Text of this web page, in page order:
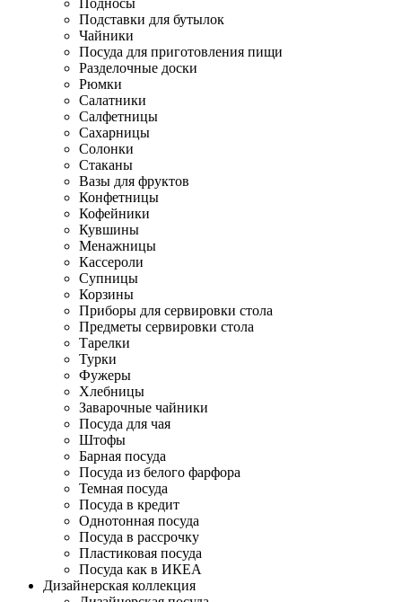
Подносы
Подставки для бутылок
Чайники
Посуда для приготовления пищи
Разделочные доски
Рюмки
Салатники
Салфетницы
Сахарницы
Солонки
Стаканы
Вазы для фруктов
Конфетницы
Кофейники
Кувшины
Менажницы
Кассероли
Супницы
Корзины
Приборы для сервировки стола
Предметы сервировки стола
Тарелки
Турки
Фужеры
Хлебницы
Заварочные чайники
Посуда для чая
Штофы
Барная посуда
Посуда из белого фарфора
Темная посуда
Посуда в кредит
Однотонная посуда
Посуда в рассрочку
Пластиковая посуда
Посуда как в ИКЕА
Дизайнерская коллекция